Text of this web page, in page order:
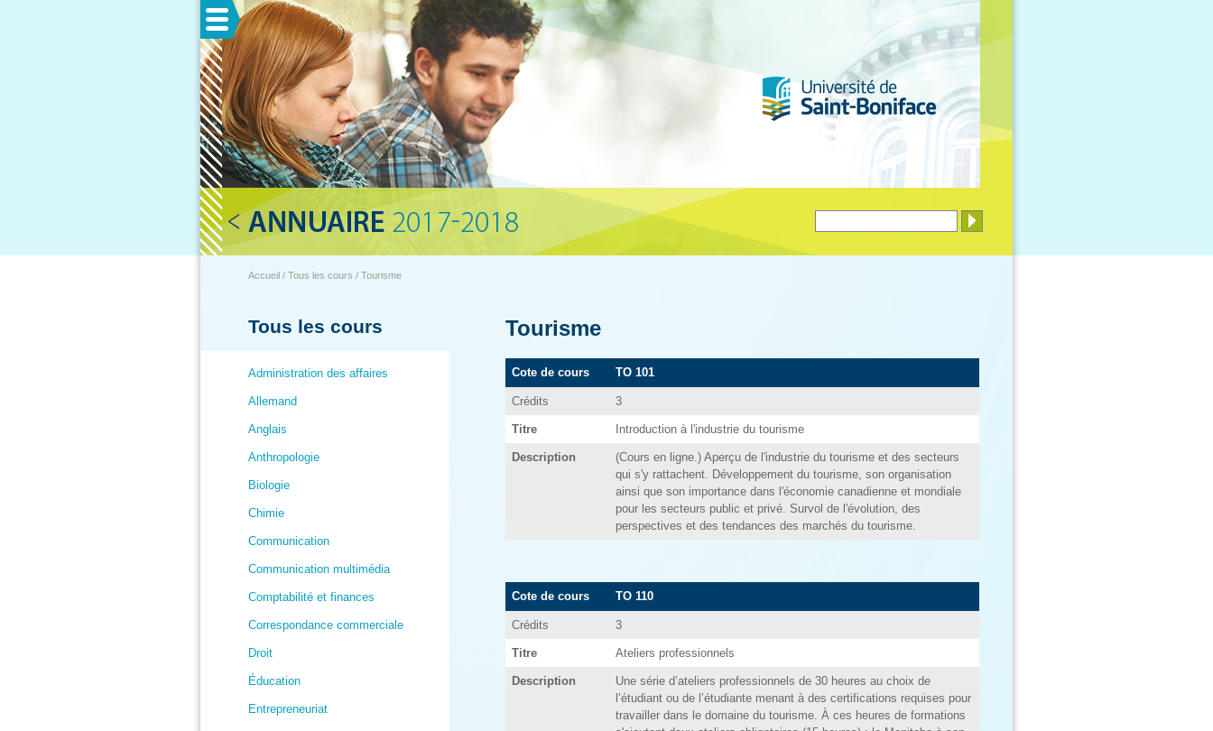
Menu
Accueil / Tous les cours / Tourisme
Tous les cours
Administration des affaires
Allemand
Anglais
Anthropologie
Biologie
Chimie
Communication
Communication multimédia
Comptabilité et finances
Correspondance commerciale
Droit
Éducation
Entrepreneuriat
Tourisme
Cote de cours TO 101
Crédits 3
Titre Introduction à l'industrie du tourisme
Description
(Cours en ligne.) Aperçu de l'industrie du tourisme et des secteurs
qui s'y rattachent. Développement du tourisme, son organisation
ainsi que son importance dans l'économie canadienne et mondiale
pour les secteurs public et privé. Survol de l'évolution, des
perspectives et des tendances des marchés du tourisme.
Cote de cours TO 110
Crédits 3
Titre Ateliers professionnels
Description
Une série d’ateliers professionnels de 30 heures au choix de
l’étudiant ou de l’étudiante menant à des certifications requises pour
travailler dans le domaine du tourisme. À ces heures de formations